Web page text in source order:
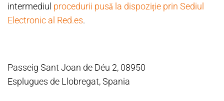
intermediul procedurii pusă la dispoziție prin Sediul
Electronic al Red.es.
Passeig Sant Joan de Déu 2, 08950
Esplugues de Llobregat, Spania